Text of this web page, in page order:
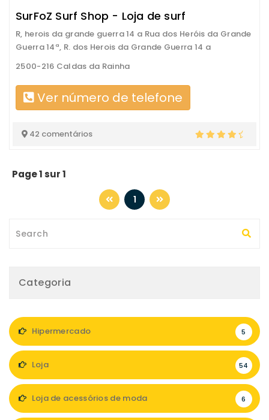
SurFoZ Surf Shop - Loja de surf
R, herois da grande guerra 14 a Rua dos Heróis da Grande
Guerra 14ª, R. dos Herois da Grande Guerra 14 a
2500-216 Caldas da Rainha
Ver número de telefone
42 comentários
Page 1 sur 1
1
Categoria
Hipermercado 5
Loja 54
Loja de acessórios de moda 6